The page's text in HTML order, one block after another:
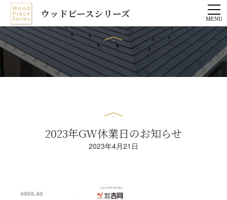
ウッドピースシリーズ
2023年GW休業日のお知らせ
2023年4月21日